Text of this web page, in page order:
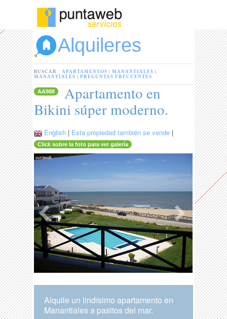
Alquileres
BUSCAR :APARTAMENTOS |MANANTIALES
MANANTIALES
|PREGUNTAS FRECUENTES
AA988
Apartamento en
Bikini súper moderno.
English | Esta propiedad también se vende |
Click sobre la foto para ver galería
Alquile un lindísimo apartamento en
Manantiales a pasitos del mar.